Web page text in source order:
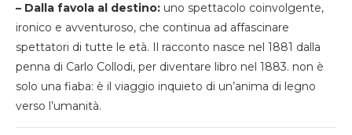
– Dalla favola al destino: uno spettacolo coinvolgente,
ironico e avventuroso, che continua ad affascinare
spettatori di tutte le età. Il racconto nasce nel 1881 dalla
penna di Carlo Collodi, per diventare libro nel 1883. non è
solo una fiaba: è il viaggio inquieto di un’anima di legno
verso l’umanità.